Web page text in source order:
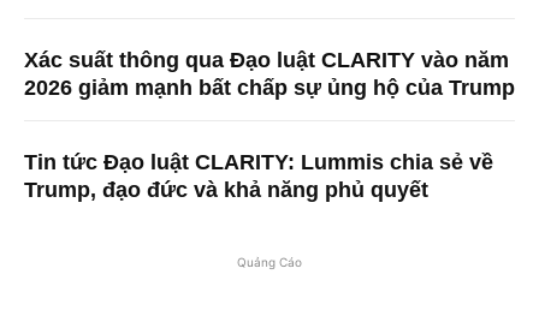
Xác suất thông qua Đạo luật CLARITY vào năm
2026 giảm mạnh bất chấp sự ủng hộ của Trump
Tin tức Đạo luật CLARITY: Lummis chia sẻ về
Trump, đạo đức và khả năng phủ quyết
Quảng Cáo